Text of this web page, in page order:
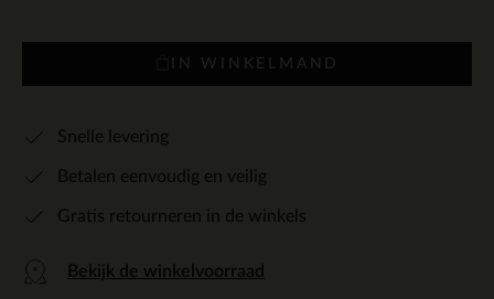
IN WINKELMAND
Snelle levering
Betalen eenvoudig en veilig
Gratis retourneren in de winkels
Bekijk de winkelvoorraad